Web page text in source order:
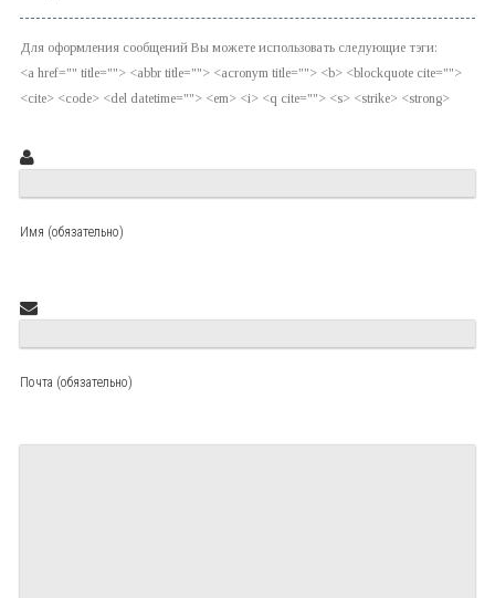
Для оформления сообщений Вы можете использовать следующие тэги:
<a href="" title=""> <abbr title=""> <acronym title=""> <b> <blockquote cite="">
<cite> <code> <del datetime=""> <em> <i> <q cite=""> <s> <strike> <strong>
Имя (обязательно)
Почта (обязательно)